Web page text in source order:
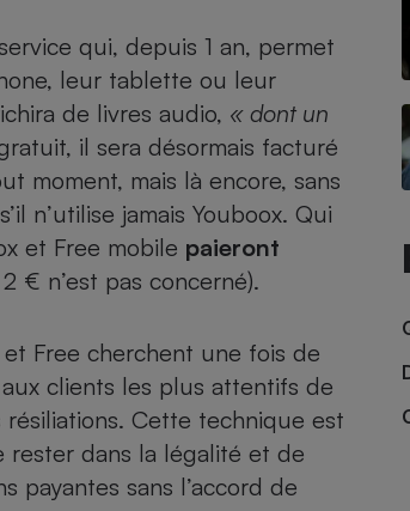
qui, depuis 1 an, permet
, leur tablette ou leur
de livres audio, « dont un
il sera désormais facturé
moment, mais là encore, sans
n’utilise jamais Youboox. Qui
et Free mobile paieront
€ n’est pas concerné).
Free cherchent une fois de
clients les plus attentifs de
Cette technique est
rester dans la légalité et de
payantes sans l’accord de
choisir une
vaisselle
encastrable
portable
photo
à granulés
- Gaz
solaire